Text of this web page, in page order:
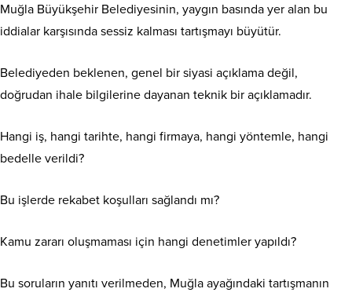
Muğla Büyükşehir Belediyesinin, yaygın basında yer alan bu
iddialar karşısında sessiz kalması tartışmayı büyütür.
Belediyeden beklenen, genel bir siyasi açıklama değil,
doğrudan ihale bilgilerine dayanan teknik bir açıklamadır.
Hangi iş, hangi tarihte, hangi firmaya, hangi yöntemle, hangi
bedelle verildi?
Bu işlerde rekabet koşulları sağlandı mı?
Kamu zararı oluşmaması için hangi denetimler yapıldı?
Bu soruların yanıtı verilmeden, Muğla ayağındaki tartışmanın